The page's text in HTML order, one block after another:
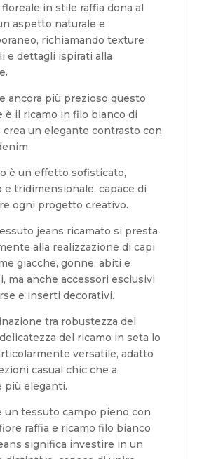
in stile raffia dona al
aspetto naturale e
richiamando texture
e dettagli ispirati alla
ancora più prezioso questo
è il ricamo in filo bianco di
crea un elegante contrasto con
è un effetto sofisticato,
e tridimensionale, capace di
ogni progetto creativo.
jeans ricamato si presta
alla realizzazione di capi
giacche, gonne, abiti e
ma anche accessori esclusivi
e inserti decorativi.
tra robustezza del
del ricamo in seta lo
versatile, adatto
casual chic che a
più eleganti.
un tessuto campo pieno con
raffia e ricamo filo bianco
significa investire in un